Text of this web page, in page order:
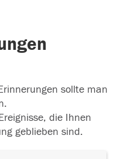
sollte man
die Ihnen
geblieben sind.